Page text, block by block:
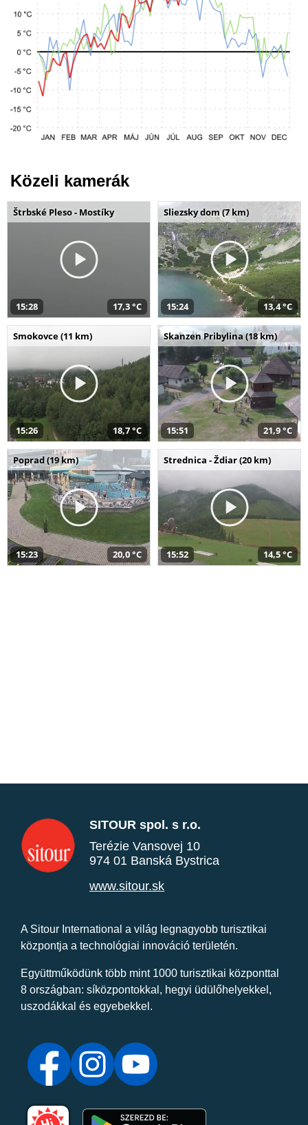
Közeli kamerák
Štrbské Pleso - Mostíky
15:28 17,3 °C
Sliezsky dom (7 km)
15:24 13,4 °C
Smokovce (11 km)
15:26 18,7 °C
Skanzen Pribylina (18 km)
15:51 21,9 °C
Poprad (19 km)
15:23 20,0 °C
Strednica - Ždiar (20 km)
15:52 14,5 °C
SITOUR spol. s r.o.
Terézie Vansovej 10
974 01 Banská Bystrica
www.sitour.sk
A Sitour International a világ legnagyobb turisztikai
központja a technológiai innováció területén.
Együttműködünk több mint 1000 turisztikai központtal
8 országban: síközpontokkal, hegyi üdülőhelyekkel,
uszodákkal és egyebekkel.